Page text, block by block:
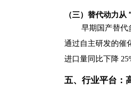
（三）替代动力
早期国产替代
通过自主研发的催
进口量同比下降
五、行业平台：